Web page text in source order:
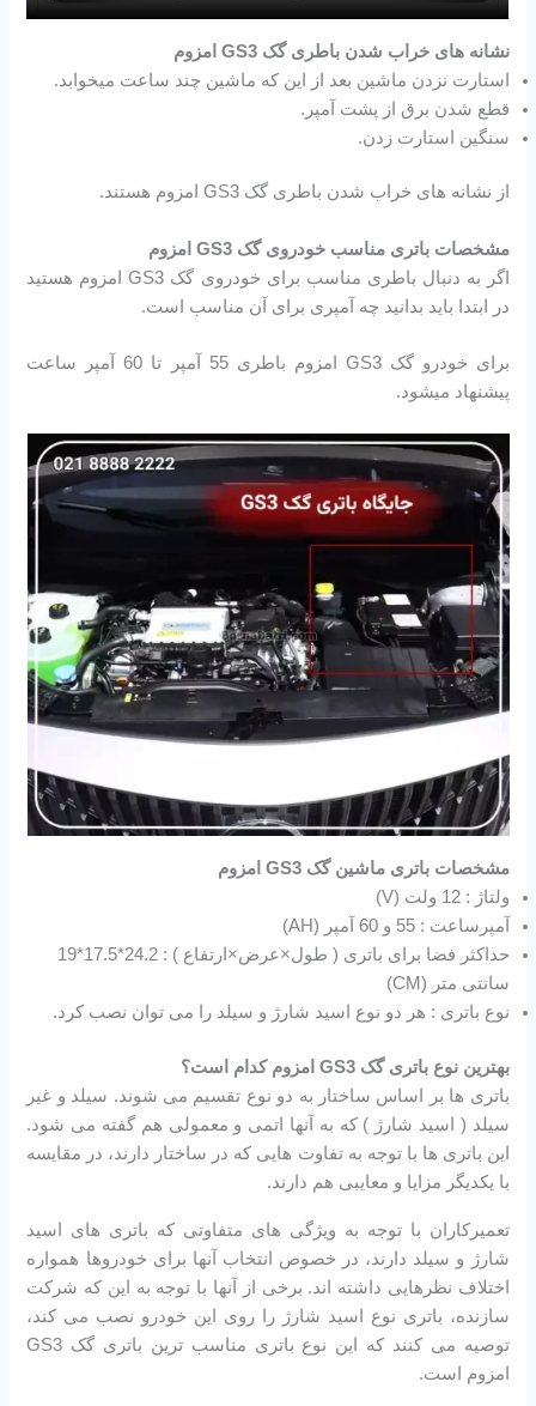
نشانه های خراب شدن باطری گک GS3 امزوم
استارت نزدن ماشین بعد از این که ماشین چند ساعت میخوابد.
قطع شدن برق از پشت آمپر.
سنگین استارت زدن.
از نشانه های خراب شدن باطری گک GS3 امزوم هستند.
مشخصات باتری مناسب خودروی گک GS3 امزوم
اگر به دنبال باطری مناسب برای خودروی گک GS3 امزوم هستید
در ابتدا باید بدانید چه آمپری برای آن مناسب است.
برای خودرو گک GS3 امزوم باطری 55 آمپر تا 60 آمپر ساعت
پیشنهاد میشود.
مشخصات باتری ماشین گک GS3 امزوم
ولتاژ : 12 ولت (V)
آمپرساعت : 55 و 60 آمپر (AH)
حداکثر فضا برای باتری ( طول×عرض×ارتفاع ) : 24.2*17.5*19
سانتی متر (CM)
نوع باتری : هر دو نوع اسید شارژ و سیلد را می توان نصب کرد.
بهترین نوع باتری گک GS3 امزوم کدام است؟
باتری ها بر اساس ساختار به دو نوع تقسیم می شوند. سیلد و غیر
سیلد ( اسید شارژ ) که به آنها اتمی و معمولی هم گفته می شود.
این باتری ها با توجه به تفاوت هایی که در ساختار دارند، در مقایسه
با یکدیگر مزایا و معایبی هم دارند.
تعمیرکاران با توجه به ویژگی های متفاوتی که باتری های اسید
شارژ و سیلد دارند، در خصوص انتخاب آنها برای خودروها همواره
اختلاف نظرهایی داشته اند. برخی از آنها با توجه به این که شرکت
سازنده، باتری نوع اسید شارژ را روی این خودرو نصب می کند،
توصیه می کنند که این نوع باتری مناسب ترین باتری گک GS3
امزوم است.